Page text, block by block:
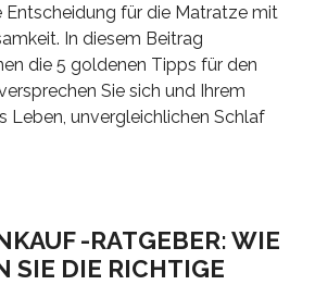
Entscheidung für die Matratze mit
In diesem Beitrag
die 5 goldenen Tipps für den
Sie sich und Ihrem
Leben, unvergleichlichen Schlaf
-RATGEBER: WIE
SIE DIE RICHTIGE